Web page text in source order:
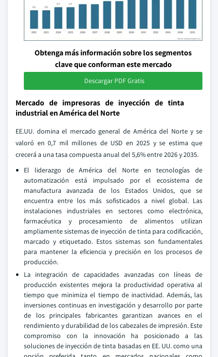
Obtenga más información sobre los segmentos
clave que conforman este mercado
Descargar PDF Gratis
Mercado de impresoras de inyección de tinta
industrial en América del Norte
EE.UU. domina el mercado general de América del Norte y se
valoró en 0,7 mil millones de USD en 2025 y se estima que
crecerá a una tasa compuesta anual del 5,6% entre 2026 y 2035.
El liderazgo de América del Norte en tecnologías de
automatización está impulsado por el ecosistema de
manufactura avanzada de los Estados Unidos, que se
encuentra entre los más sofisticados a nivel global. Las
instalaciones industriales en sectores como electrónica,
farmacéutica y procesamiento de alimentos utilizan
ampliamente sistemas de inyección de tinta para codificación,
marcado y etiquetado. Estos sistemas son fundamentales
para mantener la eficiencia y precisión en los procesos de
producción.
La integración de capacidades avanzadas con líneas de
producción existentes mejora la productividad operativa al
tiempo que minimiza el tiempo de inactividad. Además, las
inversiones continuas en investigación y desarrollo por parte
de los principales fabricantes garantizan avances en el
rendimiento y durabilidad de los cabezales de impresión. Este
compromiso con la innovación ha posicionado a las
soluciones de inyección de tinta basadas en EE. UU. como una